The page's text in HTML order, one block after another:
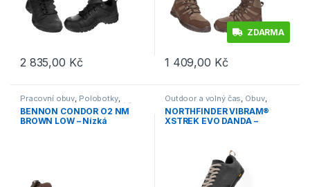
2 835,00 Kč
Tento produkt má více variant. Možnosti lze vybrat na stránce
ZDARMA
1 409,00 Kč
Tento produkt má více variant.
Pracovní obuv, Polobotky,
O1/O1P/O2 ,Outdoor a volný čas
Obuv,Trekingová,Vycházková
BENNON CONDOR O2 NM
BROWN LOW – Nízká
Outdoor a volný čas, Obuv,
Tenisky ,Trekingová,Barefoot
NORTHFINDER VIBRAM®
XSTREK EVO DANDA –